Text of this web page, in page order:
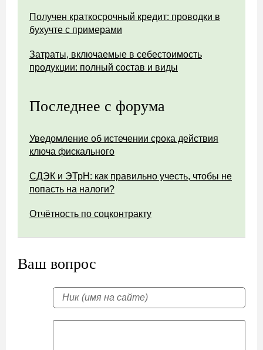
Получен краткосрочный кредит: проводки в
бухучте с примерами
Затраты, включаемые в себестоимость
продукции: полный состав и виды
Последнее с форума
Уведомление об истечении срока действия
ключа фискального
СДЭК и ЭТрН: как правильно учесть, чтобы не
попасть на налоги?
Отчётность по соцконтракту
Ваш вопрос